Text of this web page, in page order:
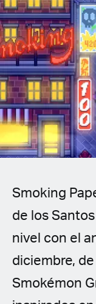
English
Spanish
Spanish
German
French
Czech
Polish
Smoking
de los
nivel con el
diciembre,
Smokémon